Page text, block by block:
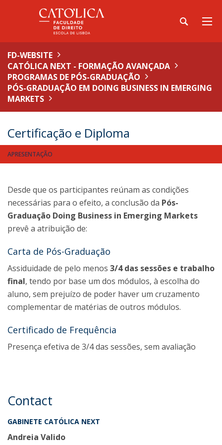
FD-WEBSITE
CATÓLICA NEXT - FORMAÇÃO AVANÇADA
PROGRAMAS DE PÓS-GRADUAÇÃO
PÓS-GRADUAÇÃO EM DOING BUSINESS IN EMERGING
MARKETS
Certificação e Diploma
APRESENTAÇÃO
Desde que os participantes reúnam as condições
necessárias para o efeito, a conclusão da Pós-
Graduação Doing Business in Emerging Markets
prevê a atribuição de:
Carta de Pós-Graduação
Assiduidade de pelo menos 3/4 das sessões e trabalho
final, tendo por base um dos módulos, à escolha do
aluno, sem prejuízo de poder haver um cruzamento
complementar de matérias de outros módulos.
Certificado de Frequência
Presença efetiva de 3/4 das sessões, sem avaliação
Contact
GABINETE CATÓLICA NEXT
Andreia Valido